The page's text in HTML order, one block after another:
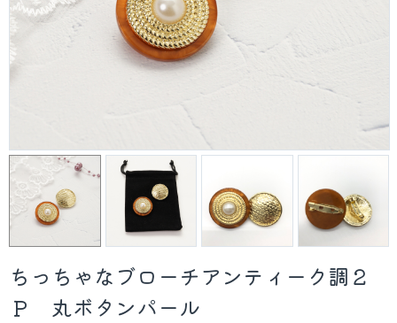
ちっちゃなブローチアンティーク調２
Ｐ 丸ボタンパール